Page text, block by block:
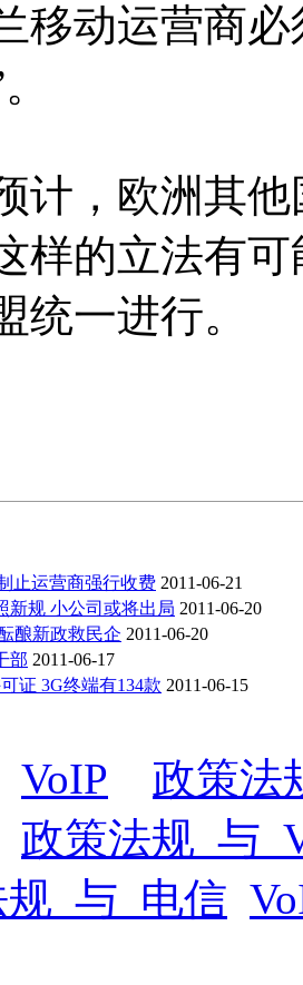
移动运营商
，欧洲其他
样的立法有
统一进行。
止运营商强行收费 2011-06-21
新规 小公司或将出局 2011-06-20
酿新政救民企 2011-06-20
部 2011-06-17
证 3G终端有134款 2011-06-15
VoIP
政策法
政策法规_与
_与_电信